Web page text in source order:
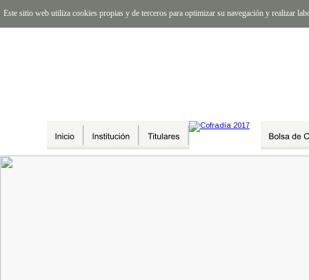
Este sitio web utiliza cookies propias y de terceros para optimizar su navegación y realizar